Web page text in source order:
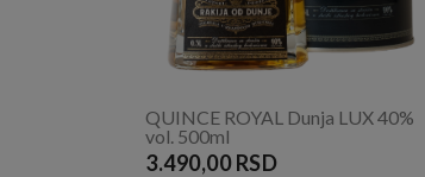
QUINCE ROYAL Dunja LUX 40%
vol. 500ml
3.490,00 RSD